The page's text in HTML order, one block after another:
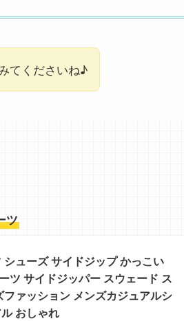
てくださいね♪
ツ
ューズ サイドジップ かっこい
ツ サイドジッパー スウェード ス
ァッション メンズカジュアルシ
おしゃれ